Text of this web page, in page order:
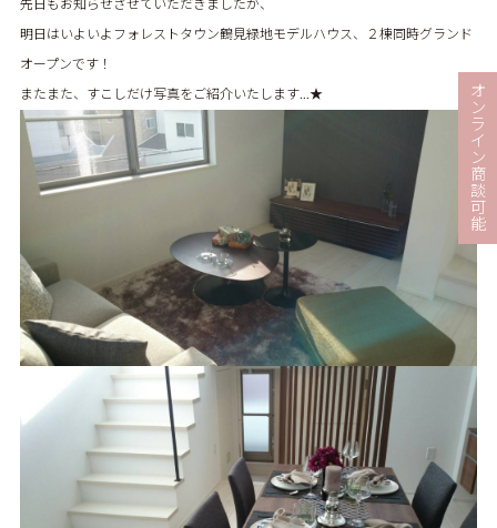
先日もお知らせさせていただきましたが、
明日はいよいよフォレストタウン鶴見緑地モデルハウス、２棟同時グランド
オープンです！
またまた、すこしだけ写真をご紹介いたします…★
オ
ン
ラ
イ
ン
商
談
可
能